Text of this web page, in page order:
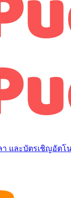
า และบัตรเชิญอัต